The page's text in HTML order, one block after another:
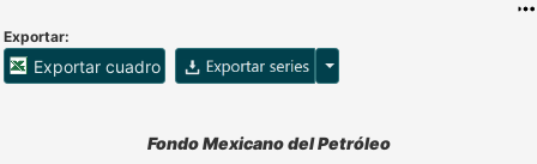
Exportar:
Exportar cuadro Opciones para exportar
Accesibilidad de Cuadros Analíticos, al exportar el cuadro
Fondo Mexicano del Petróleo